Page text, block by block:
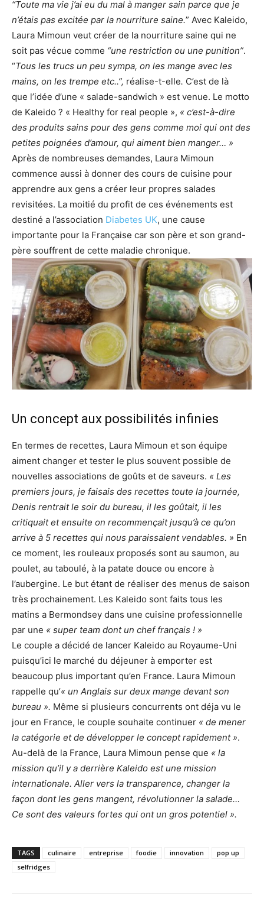
“Toute ma vie j’ai eu du mal à manger sain parce que je
n’étais pas excitée par la nourriture saine.” Avec Kaleido,
Laura Mimoun veut créer de la nourriture saine qui ne
soit pas vécue comme “une restriction ou une punition”.
“Tous les trucs un peu sympa, on les mange avec les
mains, on les trempe etc..”, réalise-t-elle. C’est de là
que l’idée d’une « salade-sandwich » est venue. Le motto
de Kaleido ? « Healthy for real people », « c’est-à-dire
des produits sains pour des gens comme moi qui ont des
petites poignées d’amour, qui aiment bien manger… »
Après de nombreuses demandes, Laura Mimoun
commence aussi à donner des cours de cuisine pour
apprendre aux gens a créer leur propres salades
revisitées. La moitié du profit de ces événements est
destiné a l’association Diabetes UK, une cause
importante pour la Française car son père et son grand-
père souffrent de cette maladie chronique.
Un concept aux possibilités infinies
En termes de recettes, Laura Mimoun et son équipe
aiment changer et tester le plus souvent possible de
nouvelles associations de goûts et de saveurs. « Les
premiers jours, je faisais des recettes toute la journée,
Denis rentrait le soir du bureau, il les goûtait, il les
critiquait et ensuite on recommençait jusqu’à ce qu’on
arrive à 5 recettes qui nous paraissaient vendables. » En
ce moment, les rouleaux proposés sont au saumon, au
poulet, au taboulé, à la patate douce ou encore à
l’aubergine. Le but étant de réaliser des menus de saison
très prochainement. Les Kaleido sont faits tous les
matins a Bermondsey dans une cuisine professionnelle
par une « super team dont un chef français ! »
Le couple a décidé de lancer Kaleido au Royaume-Uni
puisqu’ici le marché du déjeuner à emporter est
beaucoup plus important qu’en France. Laura Mimoun
rappelle qu’« un Anglais sur deux mange devant son
bureau ». Même si plusieurs concurrents ont déja vu le
jour en France, le couple souhaite continuer « de mener
la catégorie et de développer le concept rapidement ».
Au-delà de la France, Laura Mimoun pense que « la
mission qu’il y a derrière Kaleido est une mission
internationale. Aller vers la transparence, changer la
façon dont les gens mangent, révolutionner la salade…
Ce sont des valeurs fortes qui ont un gros potentiel ».
TAGS culinaire entreprise foodie innovation
pop up
selfridges